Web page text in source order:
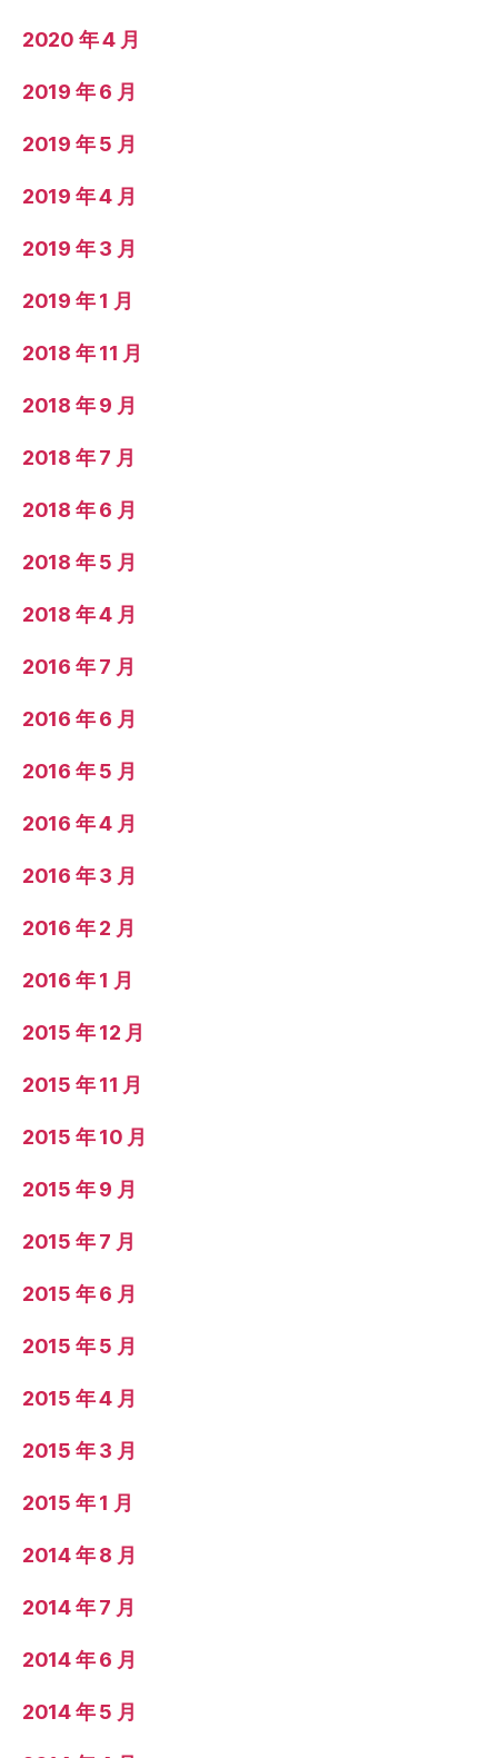
2020 年 4 月
2019 年 6 月
2019 年 5 月
2019 年 4 月
2019 年 3 月
2019 年 1 月
2018 年 11 月
2018 年 9 月
2018 年 7 月
2018 年 6 月
2018 年 5 月
2018 年 4 月
2016 年 7 月
2016 年 6 月
2016 年 5 月
2016 年 4 月
2016 年 3 月
2016 年 2 月
2016 年 1 月
2015 年 12 月
2015 年 11 月
2015 年 10 月
2015 年 9 月
2015 年 7 月
2015 年 6 月
2015 年 5 月
2015 年 4 月
2015 年 3 月
2015 年 1 月
2014 年 8 月
2014 年 7 月
2014 年 6 月
2014 年 5 月